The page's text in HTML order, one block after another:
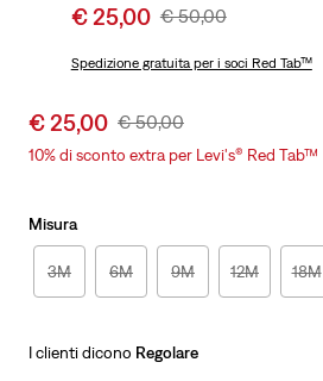
Sale
is
€ 25,00 Original
Was
€ 50,00
Spedizione gratuitaper i soci Red Tab™
Sale
price
€ 25,00 Original
Price
€ 50,00
10% di sconto extra per Levi's® Red Tab™
Misura
3M 6M 9M 12M 18M
I clienti dicono Regolare